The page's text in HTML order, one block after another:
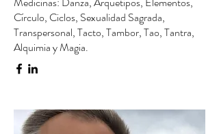
Círculo, Ciclos, Sexualidad Sagrada,
Transpersonal, Tacto, Tambor, Tao, Tantra,
Alquimia y Magia.